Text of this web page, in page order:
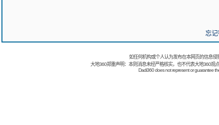
忘
如任何机构或个人认为发布在本网页的信息
大地360郑重声明：本则消息未经严格核实，也不代表大地360观
Dadi360 does not represent or guarantee